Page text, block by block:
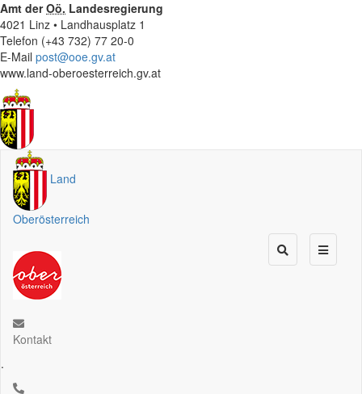
Amt derOö. Landesregierung
4021 Linz • Landhausplatz 1
Telefon (+43 732) 77 20-0
E-Mail post@ooe.gv.at
www.land-oberoesterreich.gv.at
Land
Oberösterreich
Kontakt
.